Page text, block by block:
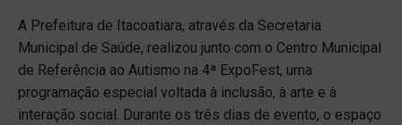
A Prefeitura de Itacoatiara, através da Secretaria
Municipal de Saúde, realizou junto com o Centro Municipal
de Referência ao Autismo na 4ª ExpoFest, uma
programação especial voltada à inclusão, à arte e à
interação social. Durante os três dias de evento, o espaço